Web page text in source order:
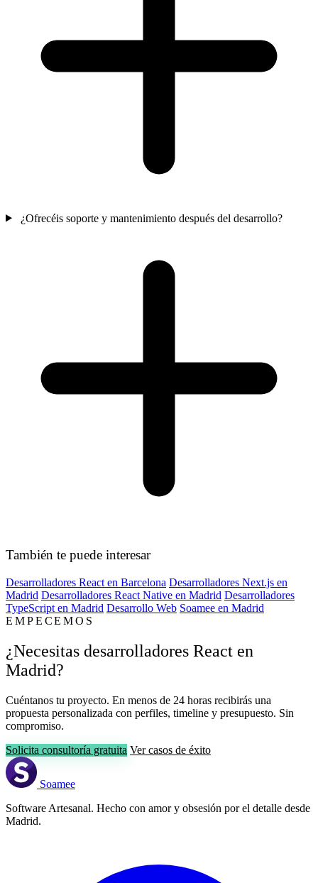
¿Ofrecéis soporte y mantenimiento después del desarrollo?
También te puede interesar
Desarrolladores React en Barcelona Desarrolladores Next.js en
Madrid Desarrolladores React Native en Madrid Desarrolladores
TypeScript en Madrid Desarrollo Web Soamee en Madrid
EMPECEMOS
¿Necesitas desarrolladores React en
Madrid?
Cuéntanos tu proyecto. En menos de 24 horas recibirás una
propuesta personalizada con perfiles, timeline y presupuesto. Sin
compromiso.
Solicita consultoría gratuita Ver casos de éxito
Soamee
Software Artesanal. Hecho con amor y obsesión por el detalle desde
Madrid.